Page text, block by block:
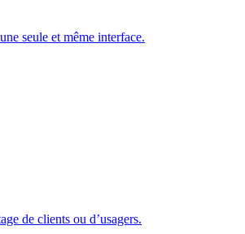
seule et même interface.
de clients ou d’usagers.